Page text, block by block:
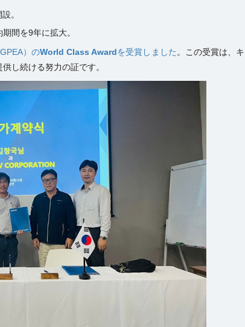
。
間を9年に拡大。
）のWorld Class Awardを受賞しました 。この受賞は、キ
し続ける努力の証です。